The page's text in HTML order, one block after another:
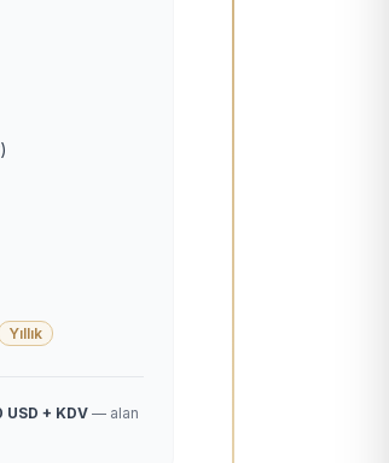
Yıllık
USD + KDV — alan